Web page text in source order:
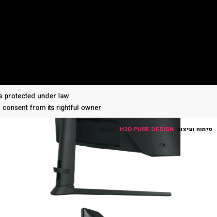
protected under law
consent from its rightful owner
פיתוח ועיצוב: H2O PURE DESIGN